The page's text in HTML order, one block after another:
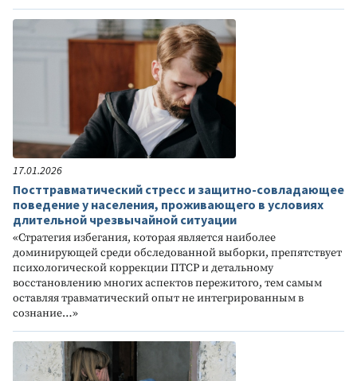
17.01.2026
Посттравматический стресс и защитно-совладающее
поведение у населения, проживающего в условиях
длительной чрезвычайной ситуации
«Стратегия избегания, которая является наиболее
доминирующей среди обследованной выборки, препятствует
психологической коррекции ПТСР и детальному
восстановлению многих аспектов пережитого, тем самым
оставляя травматический опыт не интегрированным в
сознание…»